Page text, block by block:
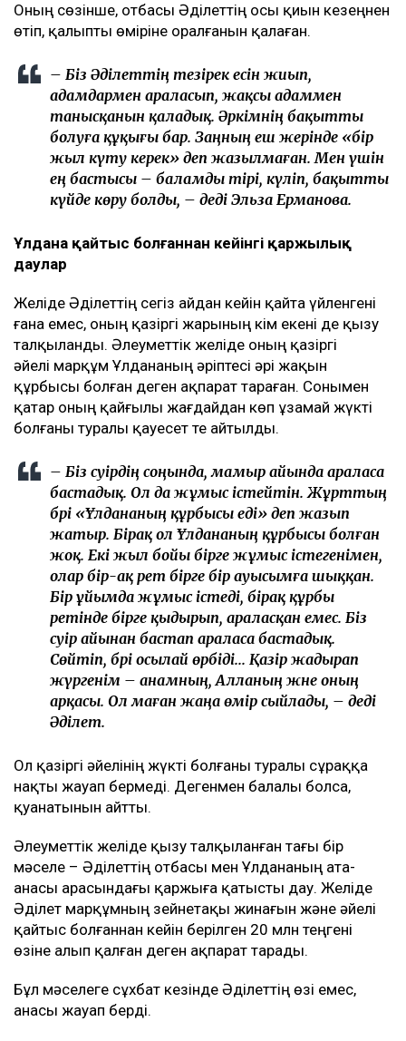
Оның сөзінше, отбасы Әділеттің осы қиын кезеңнен
өтіп, қалыпты өміріне оралғанын қалаған.
– Біз Әділеттің тезірек есін жиып,
адамдармен араласып, жақсы адаммен
танысқанын қаладық. Әркімнің бақытты
болуға құқығы бар. Заңның еш жерінде «бір
жыл күту керек» деп жазылмаған. Мен үшін
ең бастысы – баламды тірі, күліп, бақытты
күйде көру болды, – деді Эльза Ерманова.
Ұлдана қайтыс болғаннан кейінгі қаржылық
даулар
Желіде Әділеттің сегіз айдан кейін қайта үйленгені
ғана емес, оның қазіргі жарының кім екені де қызу
талқыланды. Әлеуметтік желіде оның қазіргі
әйелі марқұм Ұлдананың әріптесі әрі жақын
құрбысы болған деген ақпарат тараған. Сонымен
қатар оның қайғылы жағдайдан көп ұзамай жүкті
болғаны туралы қауесет те айтылды.
– Біз сәуірдің соңында, мамыр айында араласа
бастадық. Ол да жұмыс істейтін. Жұрттың
бәрі «Ұлдананың құрбысы еді» деп жазып
жатыр. Бірақ ол Ұлдананың құрбысы болған
жоқ. Екі жыл бойы бірге жұмыс істегенімен,
олар бір-ақ рет бірге бір ауысымға шыққан.
Бір ұйымда жұмыс істеді, бірақ құрбы
ретінде бірге қыдырып, араласқан емес. Біз
сәуір айынан бастап араласа бастадық.
Сөйтіп, бәрі осылай өрбіді... Қазір жадырап
жүргенім – анамның, Алланың және оның
арқасы. Ол маған жаңа өмір сыйлады, – деді
Әділет.
Ол қазіргі әйелінің жүкті болғаны туралы сұраққа
нақты жауап бермеді. Дегенмен балалы болса,
қуанатынын айтты.
Әлеуметтік желіде қызу талқыланған тағы бір
мәселе – Әділеттің отбасы мен Ұлдананың ата-
анасы арасындағы қаржыға қатысты дау. Желіде
Әділет марқұмның зейнетақы жинағын және әйелі
қайтыс болғаннан кейін берілген 20 млн теңгені
өзіне алып қалған деген ақпарат тарады.
Бұл мәселеге сұхбат кезінде Әділеттің өзі емес,
анасы жауап берді.